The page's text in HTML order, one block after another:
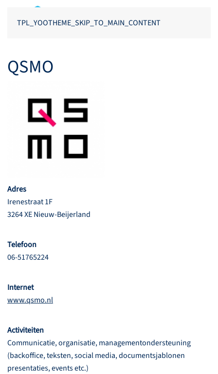
TPL_YOOTHEME_SKIP_TO_MAIN_CONTENT
QSMO
Adres
Irenestraat 1F
3264 XE Nieuw-Beijerland
Telefoon
06-51765224
Internet
www.qsmo.nl
Activiteiten
Communicatie, organisatie, managementondersteuning
(backoffice, teksten, social media, documentsjablonen
presentaties, events etc.)